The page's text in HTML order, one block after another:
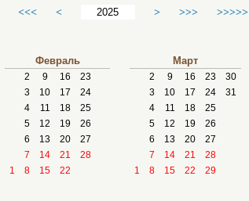
<<< < > >>> >>>>>
Февраль
2 9 16
23
3
10 17
24
4
11 18
25
5
12 19
26
6
13 20
27
7
14 21
28
1
8 15 22
Март
2 9 16 23
30
3
10 17 24
31
4
11 18
25
5
12 19
26
6
13 20
27
7
14 21
28
1
8 15 22 29